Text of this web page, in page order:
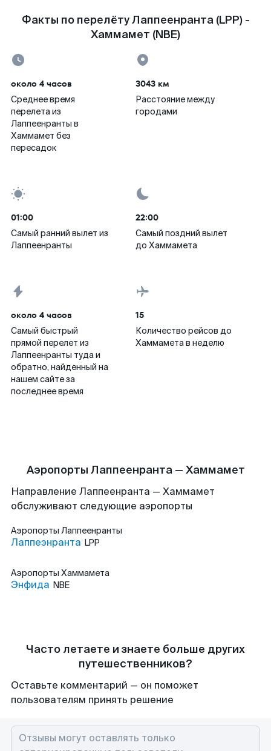
Факты по перелёту Лаппеенранта (LPP) -
Хаммамет (NBE)
около 4 часов
Среднее время
перелета из
Лаппеенранты в
Хаммамет без
пересадок
3043 км
Расстояние между
городами
01:00
Самый ранний вылет из
Лаппеенранты
22:00
Самый поздний вылет
до Хаммамета
около 4 часов
Самый быстрый
прямой перелет из
Лаппеенранты туда и
обратно, найденный на
нашем сайте за
последнее время
15
Количество рейсов до
Хаммамета в неделю
Аэропорты Лаппеенранта — Хаммамет
Направление Лаппеенранта — Хаммамет
обслуживают следующие аэропорты
Аэропорты Лаппеенранты
Лаппеэнранта LPP
Аэропорты Хаммамета
Энфида NBE
Часто летаете и знаете больше других
путешественников?
Оставьте комментарий — он поможет
пользователям принять решение